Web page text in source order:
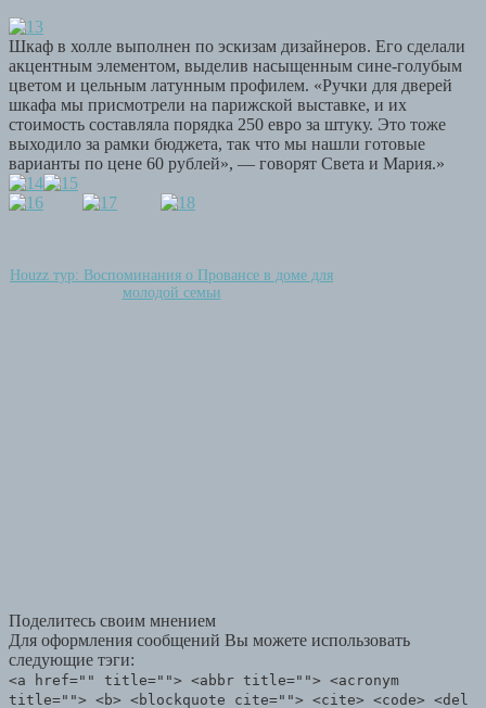
Шкаф в холле выполнен по эскизам дизайнеров. Его сделали
акцентным элементом, выделив насыщенным сине-голубым
цветом и цельным латунным профилем. «Ручки для дверей
шкафа мы присмотрели на парижской выставке, и их
стоимость составляла порядка 250 евро за штуку. Это тоже
выходило за рамки бюджета, так что мы нашли готовые
варианты по цене 60 рублей», — говорят Света и Мария.»
Houzz тур: Воспоминания о Провансе в доме для
молодой семьи
Поделитесь своим мнением
Для оформления сообщений Вы можете использовать
следующие тэги:
<a href="" title=""> <abbr title=""> <acronym
title=""> <b> <blockquote cite=""> <cite> <code> <del